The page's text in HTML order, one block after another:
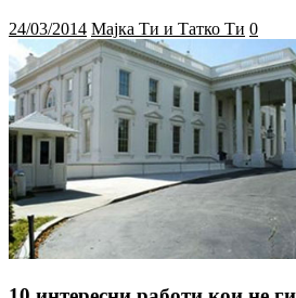
24/03/2014 Мајка Ти и Татко Ти 0